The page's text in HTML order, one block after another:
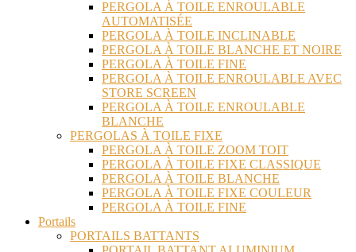
PERGOLA À TOILE ENROULABLE
AUTOMATISÉE
PERGOLA À TOILE INCLINABLE
PERGOLA À TOILE BLANCHE ET NOIRE
PERGOLA À TOILE FINE
PERGOLA À TOILE ENROULABLE AVEC
STORE SCREEN
PERGOLA À TOILE ENROULABLE
BLANCHE
PERGOLAS À TOILE FIXE
PERGOLA À TOILE ZOOM TOIT
PERGOLA À TOILE FIXE CLASSIQUE
PERGOLA À TOILE BLANCHE
PERGOLA À TOILE FIXE COULEUR
PERGOLA À TOILE FINE
Portails
PORTAILS BATTANTS